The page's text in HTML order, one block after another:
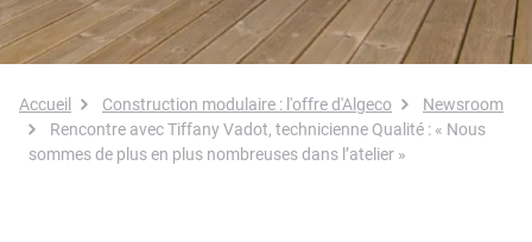
Fil d'Ariane
Accueil Construction modulaire : l'offre d'Algeco
Newsroom
Rencontre avec Tiffany Vadot, technicienne Qualité : « Nous
sommes de plus en plus nombreuses dans l’atelier »